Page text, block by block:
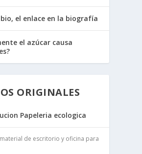
el enlace en la biografía
el azúcar causa
ORIGINALES
Papeleria ecologica
de escritorio y oficina para